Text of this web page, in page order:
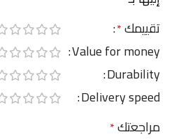
تقييمك*
Value for money
Durability
Delivery speed
مراجعتك*